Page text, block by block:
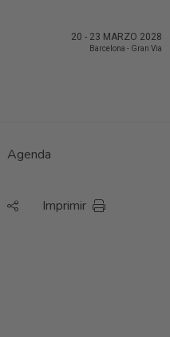
20 - 23 MARZO 2028
Barcelona - Gran Via
Agenda
Imprimir